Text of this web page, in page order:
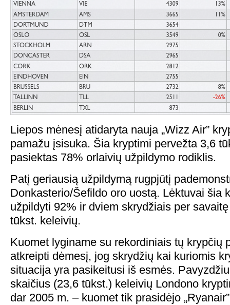
Liepos mėnesį atidaryta nauja „Wizz Air”
pamažu įsisuka. Šia kryptimi pervežta 3,6
pasiektas 78% orlaivių užpildymo rodiklis.
Patį geriausią užpildymą rugpjūtį
Donkasterio/Šefildo oro uostą. Lėktuvai šia
užpildyti 92% ir dviem skrydžiais per
tūkst. keleivių.
Kuomet lyginame su rekordiniais tų krypčių
atkreipti dėmesį, jog skrydžių kai kuriomis
situacija yra pasikeitusi iš esmės.
skaičius (23,6 tūkst.) keleivių Londono
dar 2005 m. – kuomet tik prasidėjo